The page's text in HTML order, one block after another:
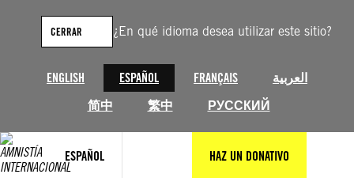
¿En qué idioma desea utilizar este sitio?
ENGLISH ESPAÑOL FRANÇAIS
العربية
简中
繁中 РУССКИЙ
CERRAR
ESPAÑOL HAZ UN DONATIVO
contenido